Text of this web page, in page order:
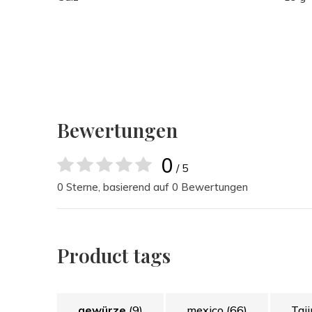
Bewertungen
0 / 5
0 Sterne, basierend auf 0 Bewertungen
Product tags